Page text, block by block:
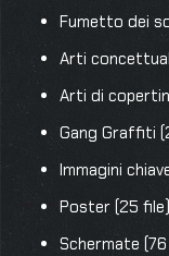
Fumetto dei
Arti
Arti di
Gang Graffiti
Immagini
Poster (25 file)
Schermate